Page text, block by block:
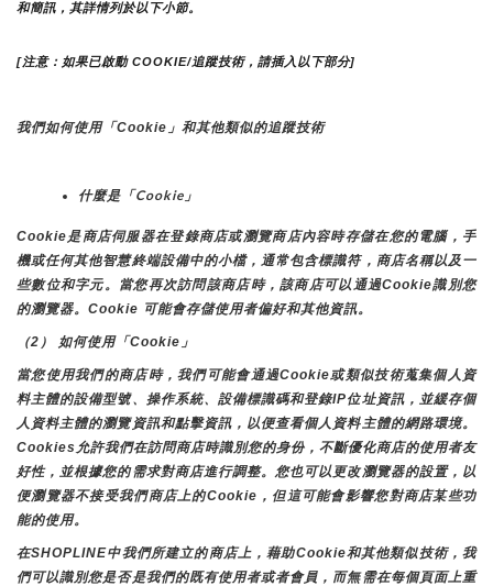
和簡訊，其詳情列於以下小節。
[注意：如果已啟動 COOKIE/追蹤技術，請插入以下部分]
我們如何使用「Cookie」和其他類似的追蹤技術
什麼是「Cookie」
Cookie是商店伺服器在登錄商店或瀏覽商店內容時存儲在您的電腦，手
機或任何其他智慧終端設備中的小檔，通常包含標識符，商店名稱以及一
些數位和字元。當您再次訪問該商店時，該商店可以通過Cookie識別您
的瀏覽器。Cookie 可能會存儲使用者偏好和其他資訊。
（2） 如何使用「Cookie」
當您使用我們的商店時，我們可能會通過Cookie或類似技術蒐集個人資
料主體的設備型號、操作系統、設備標識碼和登錄IP位址資訊，並緩存個
人資料主體的瀏覽資訊和點擊資訊，以便查看個人資料主體的網路環境。
Cookies允許我們在訪問商店時識別您的身份，不斷優化商店的使用者友
好性，並根據您的需求對商店進行調整。您也可以更改瀏覽器的設置，以
便瀏覽器不接受我們商店上的Cookie，但這可能會影響您對商店某些功
能的使用。
在SHOPLINE中我們所建立的商店上，藉助Cookie和其他類似技術，我
們可以識別您是否是我們的既有使用者或者會員，而無需在每個頁面上重